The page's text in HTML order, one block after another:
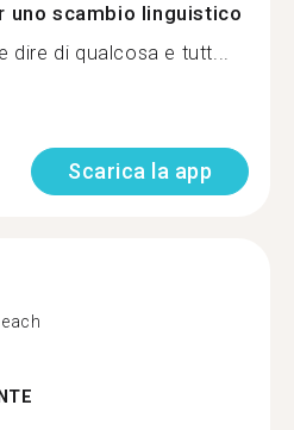
scambio linguistico
dire di qualcosa e tutt...
Scarica la app